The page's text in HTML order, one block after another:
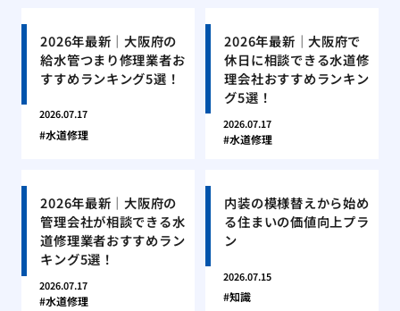
2026年最新｜大阪府の
給水管つまり修理業者お
すすめランキング5選！
2026.07.17
水道修理
2026年最新｜大阪府で
休日に相談できる水道修
理会社おすすめランキン
グ5選！
2026.07.17
水道修理
2026年最新｜大阪府の
管理会社が相談できる水
道修理業者おすすめラン
キング5選！
2026.07.17
水道修理
内装の模様替えから始め
る住まいの価値向上プラ
ン
2026.07.15
知識